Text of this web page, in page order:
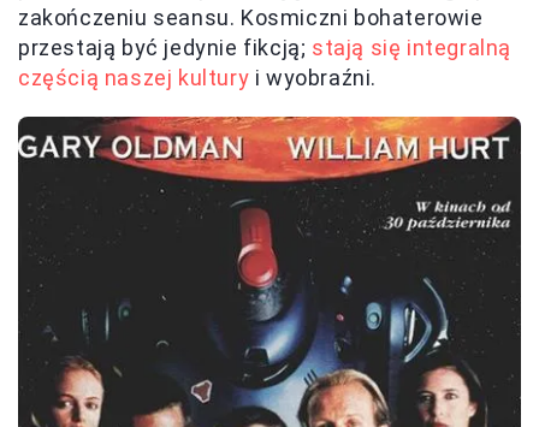
zakończeniu seansu. Kosmiczni bohaterowie
przestają być jedynie fikcją; stają się integralną
częścią naszej kultury i wyobraźni.